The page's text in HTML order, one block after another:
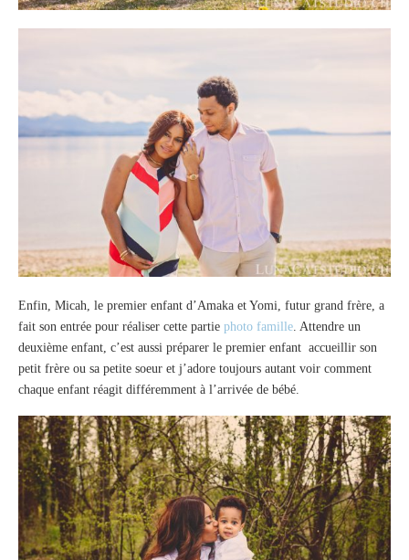
Enfin, Micah, le premier enfant d’Amaka et Yomi, futur grand frère, a
fait son entrée pour réaliser cette partie photo famille . Attendre un
deuxième enfant, c’est aussi préparer le premier enfant accueillir son
petit frère ou sa petite soeur et j’adore toujours autant voir comment
chaque enfant réagit différemment à l’arrivée de bébé.